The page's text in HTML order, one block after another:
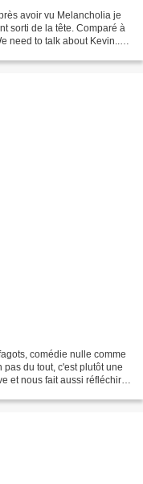
avoir vu Melancholia je
sorti de la tête. Comparé à
need to talk about Kevin...)
comédie nulle comme
du tout, c'est plutôt une
et nous fait aussi réfléchir.